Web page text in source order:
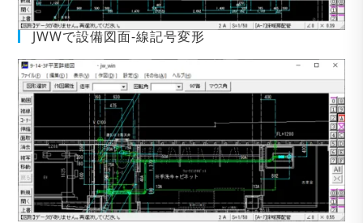
JWWで設備図面-線記号変形